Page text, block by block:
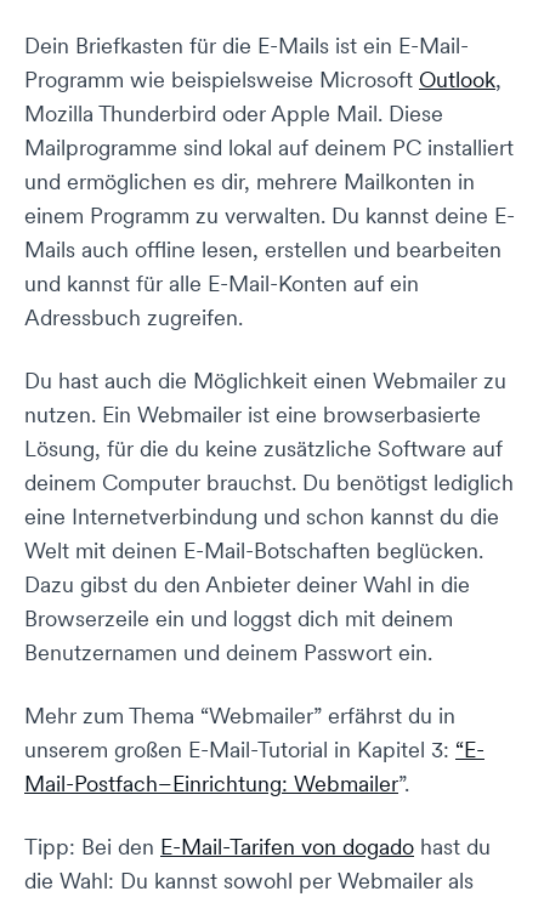
Dein Briefkasten für die E-Mails ist ein E-Mail-
Programm wie beispielsweise Microsoft Outlook,
Mozilla Thunderbird oder Apple Mail. Diese
Mailprogramme sind lokal auf deinem PC installiert
und ermöglichen es dir, mehrere Mailkonten in
einem Programm zu verwalten. Du kannst deine E-
Mails auch offline lesen, erstellen und bearbeiten
und kannst für alle E-Mail-Konten auf ein
Adressbuch zugreifen.
Du hast auch die Möglichkeit einen Webmailer zu
nutzen. Ein Webmailer ist eine browserbasierte
Lösung, für die du keine zusätzliche Software auf
deinem Computer brauchst. Du benötigst lediglich
eine Internetverbindung und schon kannst du die
Welt mit deinen E-Mail-Botschaften beglücken.
Dazu gibst du den Anbieter deiner Wahl in die
Browserzeile ein und loggst dich mit deinem
Benutzernamen und deinem Passwort ein.
Mehr zum Thema “Webmailer” erfährst du in
unserem großen E-Mail-Tutorial in Kapitel 3: “E-
Mail-Postfach–Einrichtung: Webmailer”.
Tipp: Bei den E-Mail-Tarifen von dogado hast du
die Wahl: Du kannst sowohl per Webmailer als